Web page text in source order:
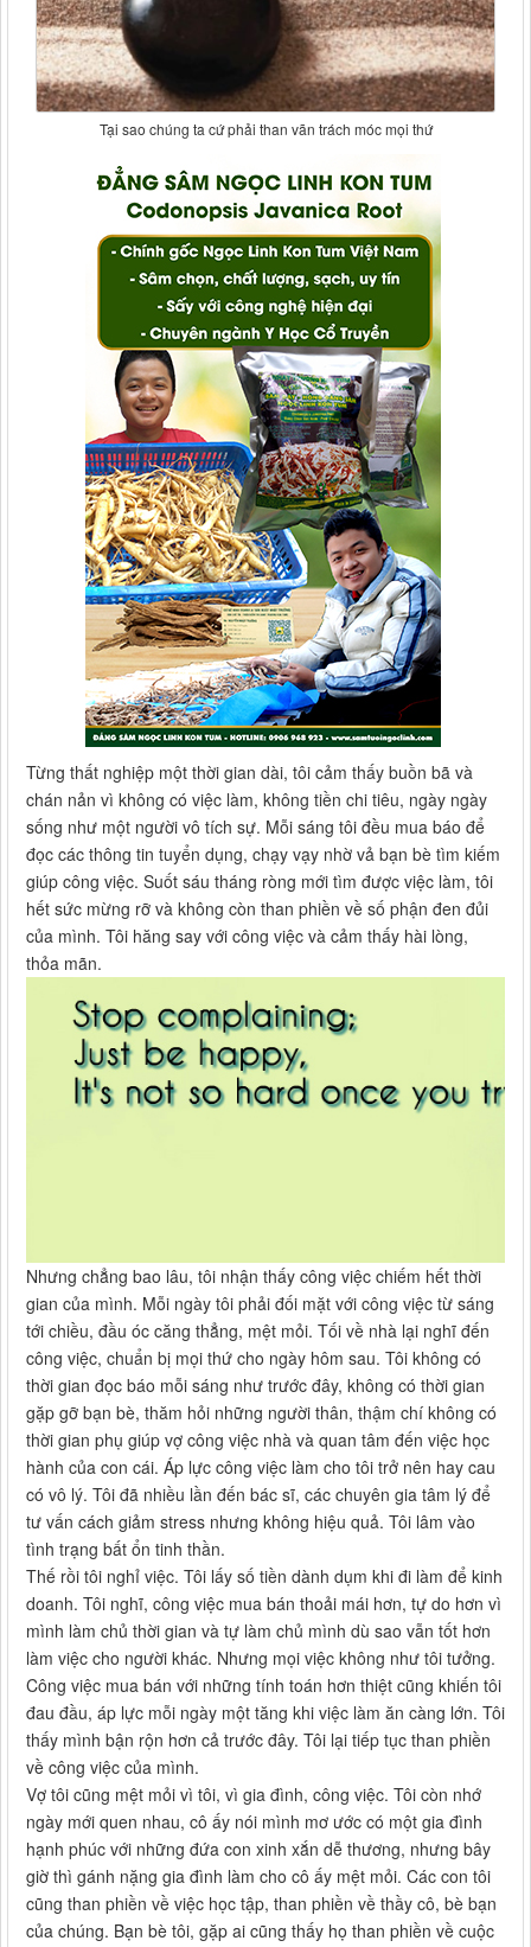
Tại sao chúng ta cứ phải than vãn trách móc mọi thứ
Từng thất nghiệp một thời gian dài, tôi cảm thấy buồn bã và
chán nản vì không có việc làm, không tiền chi tiêu, ngày ngày
sống như một người vô tích sự. Mỗi sáng tôi đều mua báo để
đọc các thông tin tuyển dụng, chạy vạy nhờ vả bạn bè tìm kiếm
giúp công việc. Suốt sáu tháng ròng mới tìm được việc làm, tôi
hết sức mừng rỡ và không còn than phiền về số phận đen đủi
của mình. Tôi hăng say với công việc và cảm thấy hài lòng,
thỏa mãn.
Nhưng chẳng bao lâu, tôi nhận thấy công việc chiếm hết thời
gian của mình. Mỗi ngày tôi phải đối mặt với công việc từ sáng
tới chiều, đầu óc căng thẳng, mệt mỏi. Tối về nhà lại nghĩ đến
công việc, chuẩn bị mọi thứ cho ngày hôm sau. Tôi không có
thời gian đọc báo mỗi sáng như trước đây, không có thời gian
gặp gỡ bạn bè, thăm hỏi những người thân, thậm chí không có
thời gian phụ giúp vợ công việc nhà và quan tâm đến việc học
hành của con cái. Áp lực công việc làm cho tôi trở nên hay cau
có vô lý. Tôi đã nhiều lần đến bác sĩ, các chuyên gia tâm lý để
tư vấn cách giảm stress nhưng không hiệu quả. Tôi lâm vào
tình trạng bất ổn tinh thần.
Thế rồi tôi nghỉ việc. Tôi lấy số tiền dành dụm khi đi làm để kinh
doanh. Tôi nghĩ, công việc mua bán thoải mái hơn, tự do hơn vì
mình làm chủ thời gian và tự làm chủ mình dù sao vẫn tốt hơn
làm việc cho người khác. Nhưng mọi việc không như tôi tưởng.
Công việc mua bán với những tính toán hơn thiệt cũng khiến tôi
đau đầu, áp lực mỗi ngày một tăng khi việc làm ăn càng lớn. Tôi
thấy mình bận rộn hơn cả trước đây. Tôi lại tiếp tục than phiền
về công việc của mình.
Vợ tôi cũng mệt mỏi vì tôi, vì gia đình, công việc. Tôi còn nhớ
ngày mới quen nhau, cô ấy nói mình mơ ước có một gia đình
hạnh phúc với những đứa con xinh xắn dễ thương, nhưng bây
giờ thì gánh nặng gia đình làm cho cô ấy mệt mỏi. Các con tôi
cũng than phiền về việc học tập, than phiền về thầy cô, bè bạn
của chúng. Bạn bè tôi, gặp ai cũng thấy họ than phiền về cuộc